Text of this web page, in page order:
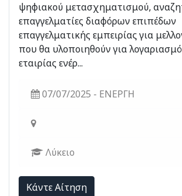
ψηφιακού μετασχηματισμού,
επαγγελματίες διαφόρων επιπέδων
επαγγελματικής εμπειρίας για
που θα υλοποιηθούν για
εταιρίας ενέρ...
07/07/2025 - ΕΝΕΡΓΗ
Λύκειο
Kάντε Αίτηση